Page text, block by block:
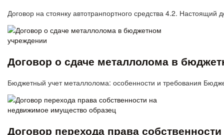
Договор на стоянку автотранпортного средства 4.2.
Договор о сдаче металлолома в
Бюджетный учет металлолома: особенности и требования
Договор перехода права